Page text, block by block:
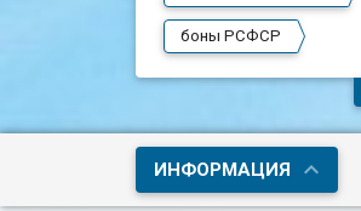
боны РСФСР
ИНФОРМАЦИЯ